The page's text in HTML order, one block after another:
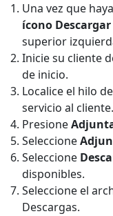
Una vez que
ícono Descargar
superior
Inicie su cliente
de inicio.
Localice el hilo
servicio al cliente.
Presione
Seleccione
Seleccione
disponibles.
Seleccione el
Descargas.